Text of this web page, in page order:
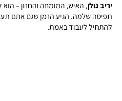
יריב גולן, האיש, המומחה והחזון –
תפיסה שלמה. הגיע הזמן שגם אתם
להתחיל לעבוד באמת.